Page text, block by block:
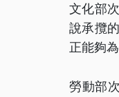
文化部
說承攬
正能夠
勞動部